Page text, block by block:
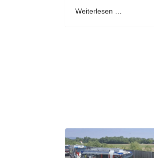
Weiterlesen …